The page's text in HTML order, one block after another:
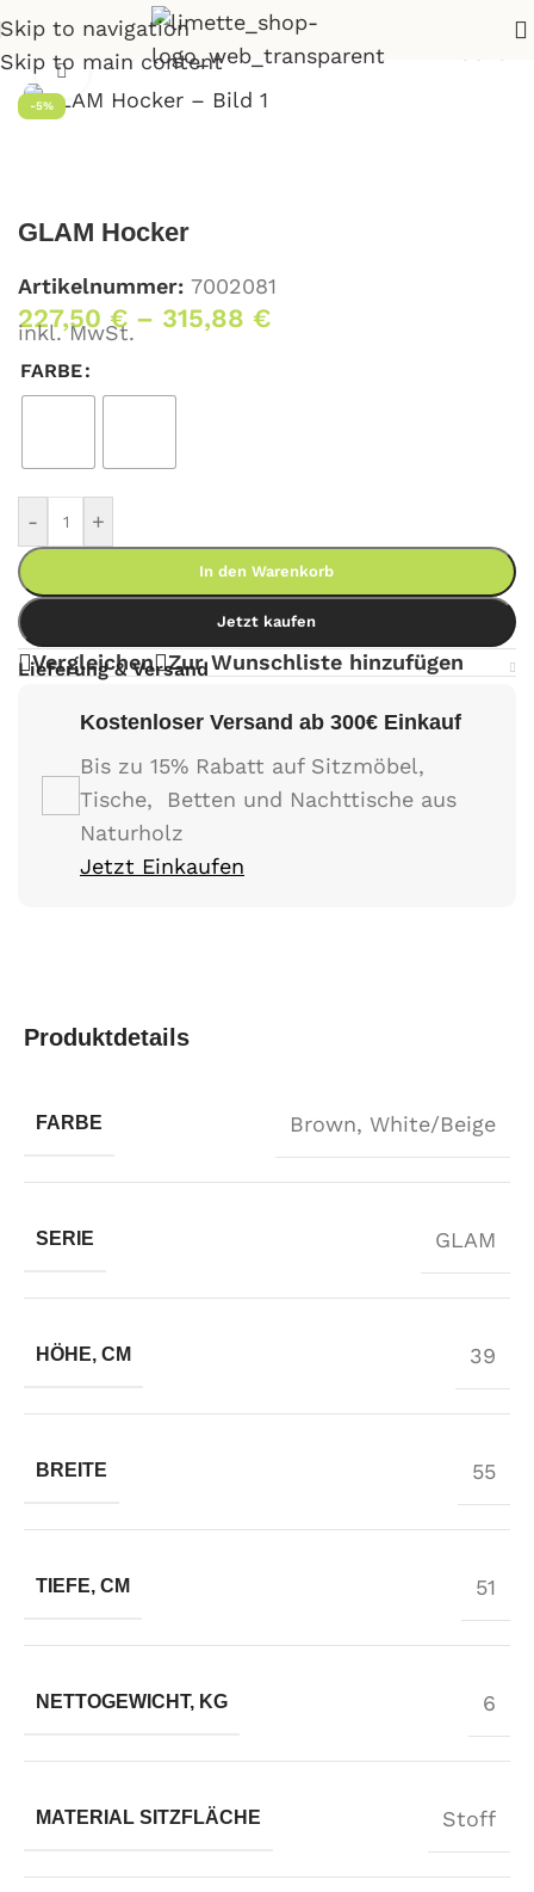
Skip to navigation
Skip to main content
> Sessel für Wohnzimmer>GLAM Hocker
-5%
Klick zum Vergrößern
GLAM Hocker
Artikelnummer: 7002081
227,50 € – 315,88 €
inkl. MwSt.
FARBE
- +
In den Warenkorb
Jetzt kaufen
Vergleichen Zur Wunschliste hinzufügen
Lieferung & Versand
Kostenloser Versand ab 300€ Einkauf
Bis zu 15% Rabatt auf Sitzmöbel,
Tische, Betten und Nachttische aus
Naturholz
Jetzt Einkaufen
Produktdetails
FARBE Brown, White/Beige
SERIE GLAM
HÖHE, CM 39
BREITE 55
TIEFE, CM 51
NETTOGEWICHT, KG 6
MATERIAL SITZFLÄCHE Stoff